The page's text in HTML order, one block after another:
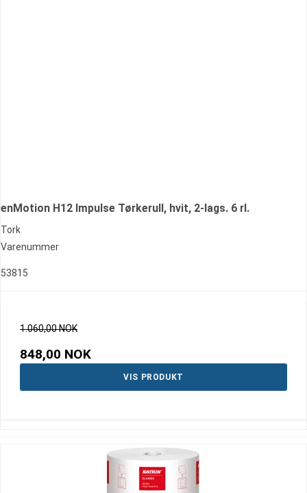
enMotion H12 Impulse Tørkerull, hvit, 2-lags. 6 rl.
Tork
Varenummer
53815
1.060,00 NOK
848,00 NOK
VIS PRODUKT